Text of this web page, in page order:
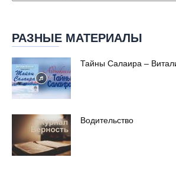
РАЗНЫЕ МАТЕРИАЛЫ
Тайны Салаира –
Водительство